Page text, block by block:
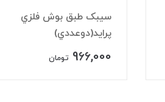
سيبک طبق بوش فلزي
پرايد(دوعددي)
966,000 تومان